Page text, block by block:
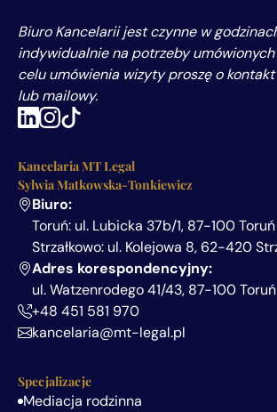
Biuro Kancelarii jest czynne w
indywidualnie na potrzeby
celu umówienia wizyty proszę o
lub mailowy.
Kancelaria MT Legal
Sylwia Matkowska-Tonkiewicz
Biuro:
Toruń: ul. Lubicka 37b/1, 87-100 Toruń
Strzałkowo: ul. Kolejowa 8, 62-420
Adres korespondencyjny:
ul. Watzenrodego 41/43, 87-100 Toruń
+48 451 581 970
kancelaria@mt-legal.pl
Specjalizacje
Mediacja rodzinna